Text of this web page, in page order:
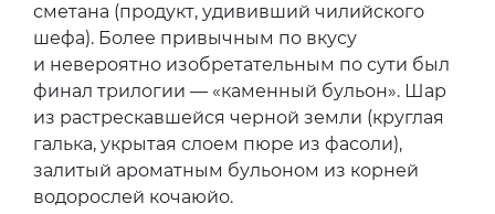
сметана (продукт, удививший чилийского
шефа). Более привычным по вкусу
и невероятно изобретательным по сути был
финал трилогии — «каменный бульон». Шар
из растрескавшейся черной земли (круглая
галька, укрытая слоем пюре из фасоли),
залитый ароматным бульоном из корней
водорослей кочаюйо.